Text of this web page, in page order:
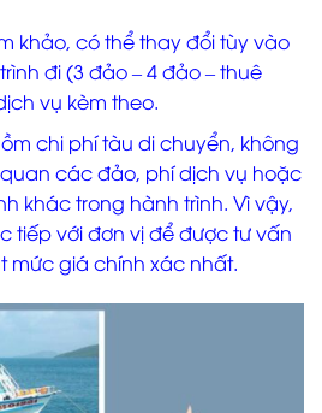
khảo, có thể thay đổi tùy vào
đi (3 đảo – 4 đảo – thuê
vụ kèm theo.
chi phí tàu di chuyển, không
các đảo, phí dịch vụ hoặc
khác trong hành trình. Vì vậy,
tiếp với đơn vị để được tư vấn
mức giá chính xác nhất.